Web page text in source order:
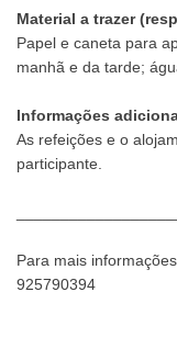
Material a trazer
Papel e caneta para
manhã e da tarde;
Informações
As refeições e o
participante.
Para mais
925790394